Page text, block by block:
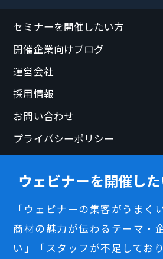
セミナーを開催したい方
開催企業向けブログ
運営会社
採用情報
お問い合わせ
プライバシーポリシー
ウェビナーを開催し
「ウェビナーの集客がうまく
商材の魅力が伝わるテーマ・
い」「スタッフが不足してお